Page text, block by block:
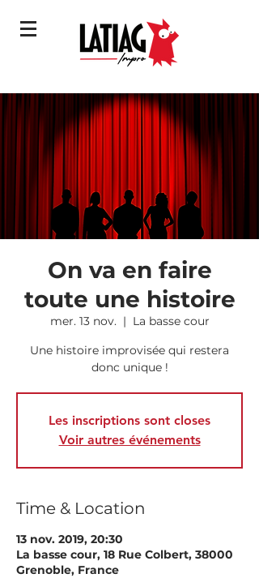
On va en faire
toute une histoire
mer. 13 nov.
  |
La basse cour
Une histoire improvisée qui restera
donc unique !
Les inscriptions sont closes
Voir autres événements
Time & Location
13 nov. 2019, 20:30
La basse cour, 18 Rue Colbert, 38000
Grenoble, France